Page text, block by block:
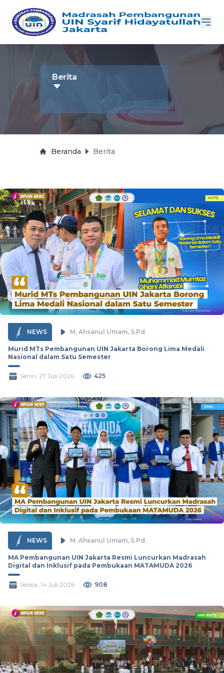
Berita
Beranda Berita
NEWS M. Ahsanul Umam, S.Pd.
Murid MTs Pembangunan UIN Jakarta Borong Lima Medali
Nasional dalam Satu Semester
Senin, 27 Juli 2026 425
NEWS M. Ahsanul Umam, S.Pd.
MA Pembangunan UIN Jakarta Resmi Luncurkan Madrasah
Digital dan Inklusif pada Pembukaan MATAMUDA 2026
Selasa, 14 Juli 2026 908